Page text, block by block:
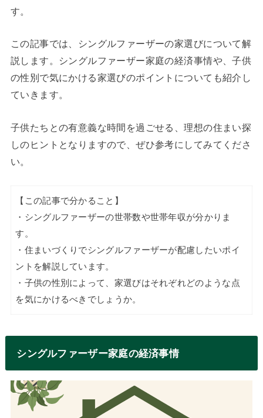
す。
この記事では、シングルファーザーの家選びについて解
説します。シングルファーザー家庭の経済事情や、子供
の性別で気にかける家選びのポイントについても紹介し
ていきます。
子供たちとの有意義な時間を過ごせる、理想の住まい探
しのヒントとなりますので、ぜひ参考にしてみてくださ
い。
【この記事で分かること】
・シングルファーザーの世帯数や世帯年収が分かりま
す。
・住まいづくりでシングルファーザーが配慮したいポイ
ントを解説しています。
・子供の性別によって、家選びはそれぞれどのような点
を気にかけるべきでしょうか。
シングルファーザー家庭の経済事情